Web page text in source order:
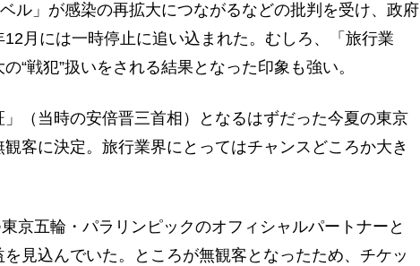
ル」が感染の再拡大につながるなどの批判を受け、政府
月には一時停止に追い込まれた。むしろ、「旅行業
“戦犯”扱いをされる結果となった印象も強い。
」（当時の安倍晋三首相）となるはずだった今夏の東京
客に決定。旅行業界にとってはチャンスどころか大き
東京五輪・パラリンピックのオフィシャルパートナーと
見込んでいた。ところが無観客となったため、チケッ